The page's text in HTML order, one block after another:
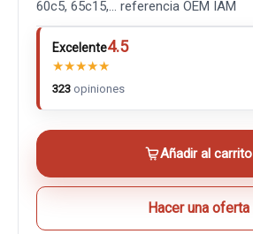
60c5, 65c15,... referencia OEM IAM
Excelente4.5
★★★★★
323 opiniones
Añadir al carrito
Hacer una oferta